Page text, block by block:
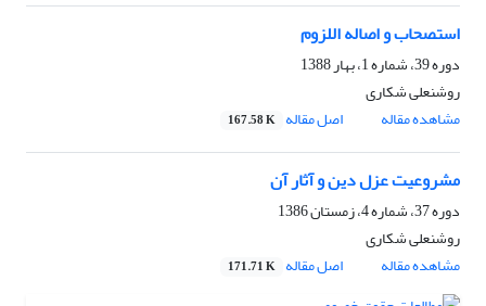
استصحاب و اصاله اللزوم
دوره 39، شماره 1، بهار 1388
روشنعلی شکاری
مشاهده مقاله
اصل مقاله 167.58 K
مشروعیت عزل دین و آثار آن
دوره 37، شماره 4، زمستان 1386
روشنعلی شکاری
مشاهده مقاله
اصل مقاله 171.71 K